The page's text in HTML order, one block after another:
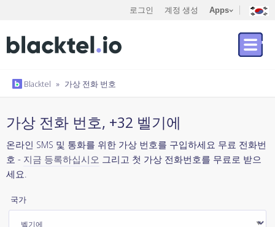
로그인 계정 생성 Apps
Blacktel » 가상 전화 번호
가상 전화 번호, +32 벨기에
온라인 SMS 및 통화를 위한 가상 번호를 구입하세요 무료 전화번
호 - 지금 등록하십시오 그리고 첫 가상 전화번호를 무료로 받으
세요.
국가